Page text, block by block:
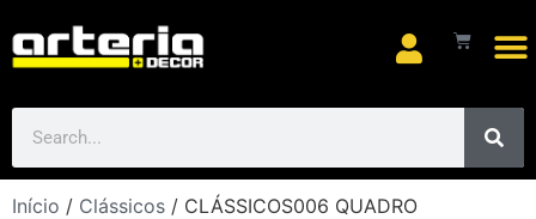
Início / Clássicos / CLÁSSICOS006 QUADRO